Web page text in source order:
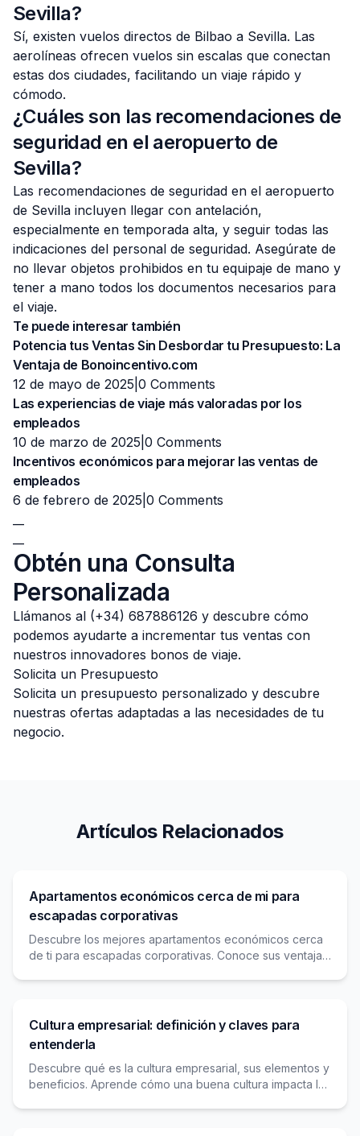
Sevilla?
Sí, existen vuelos directos de Bilbao a Sevilla. Las
aerolíneas ofrecen vuelos sin escalas que conectan
estas dos ciudades, facilitando un viaje rápido y
cómodo.
¿Cuáles son las recomendaciones de
seguridad en el aeropuerto de
Sevilla?
Las recomendaciones de seguridad en el aeropuerto
de Sevilla incluyen llegar con antelación,
especialmente en temporada alta, y seguir todas las
indicaciones del personal de seguridad. Asegúrate de
no llevar objetos prohibidos en tu equipaje de mano y
tener a mano todos los documentos necesarios para
el viaje.
Te puede interesar también
Potencia tus Ventas Sin Desbordar tu Presupuesto: La
Ventaja de Bonoincentivo.com
12 de mayo de 2025| 0 Comments
Las experiencias de viaje más valoradas por los
empleados
10 de marzo de 2025| 0 Comments
Incentivos económicos para mejorar las ventas de
empleados
6 de febrero de 2025| 0 Comments
Obtén una Consulta
Personalizada
Llámanos al (+34) 687886126 y descubre cómo
podemos ayudarte a incrementar tus ventas con
nuestros innovadores bonos de viaje.
Solicita un Presupuesto
Solicita un presupuesto personalizado y descubre
nuestras ofertas adaptadas a las necesidades de tu
negocio.
Artículos Relacionados
Apartamentos económicos cerca de mi para
escapadas corporativas
Descubre los mejores apartamentos económicos cerca
de ti para escapadas corporativas. Conoce sus ventajas,
Cultura empresarial: definición y claves para
entenderla
Descubre qué es la cultura empresarial, sus elementos y
beneficios. Aprende cómo una buena cultura impacta la